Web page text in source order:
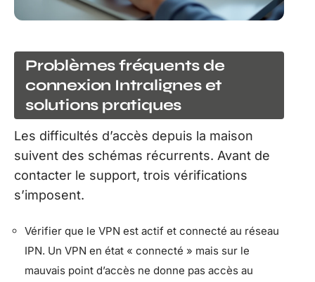
Problèmes fréquents de
connexion Intralignes et
solutions pratiques
Les difficultés d’accès depuis la maison
suivent des schémas récurrents. Avant de
contacter le support, trois vérifications
s’imposent.
Vérifier que le VPN est actif et connecté au réseau
IPN. Un VPN en état « connecté » mais sur le
mauvais point d’accès ne donne pas accès au